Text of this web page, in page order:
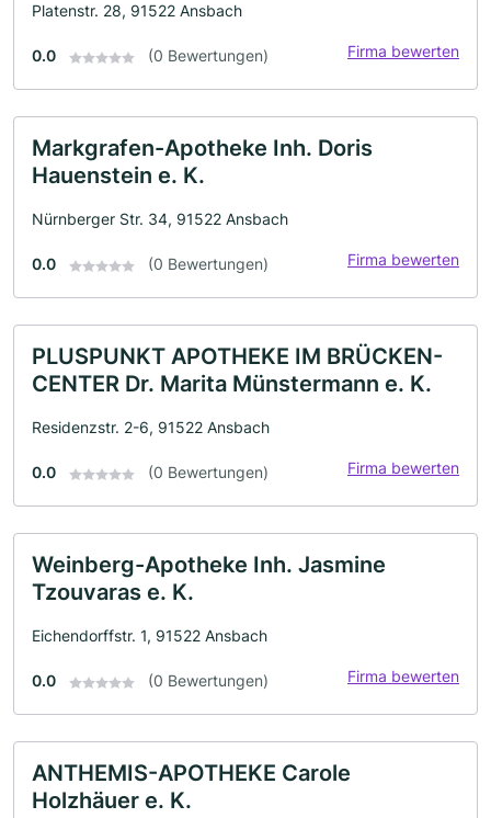
Platenstr. 28, 91522 Ansbach
0.0 (0 Bewertungen) Firma bewerten
Markgrafen-Apotheke Inh. Doris
Hauenstein e. K.
Nürnberger Str. 34, 91522 Ansbach
0.0 (0 Bewertungen) Firma bewerten
PLUSPUNKT APOTHEKE IM BRÜCKEN-
CENTER Dr. Marita Münstermann e. K.
Residenzstr. 2-6, 91522 Ansbach
0.0 (0 Bewertungen) Firma bewerten
Weinberg-Apotheke Inh. Jasmine
Tzouvaras e. K.
Eichendorffstr. 1, 91522 Ansbach
0.0 (0 Bewertungen) Firma bewerten
ANTHEMIS-APOTHEKE Carole
Holzhäuer e. K.